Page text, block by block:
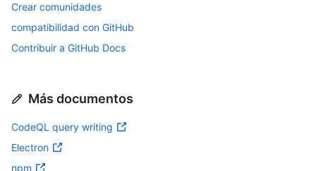
Crear comunidades
compatibilidad con GitHub
Contribuir a GitHub Docs
Más documentos
CodeQL query writing
Electron
npm